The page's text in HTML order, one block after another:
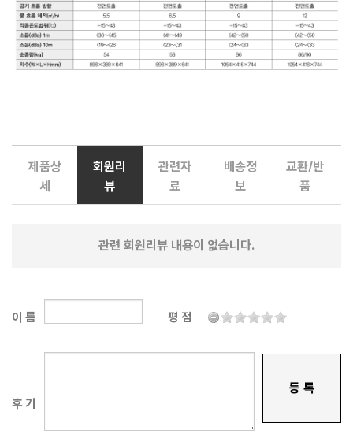
제품상
세
회원리
뷰
관련자
료
배송정
보
교환/반
품
관련 회원리뷰 내용이 없습니다.
이 름 평 점
후 기
등 록